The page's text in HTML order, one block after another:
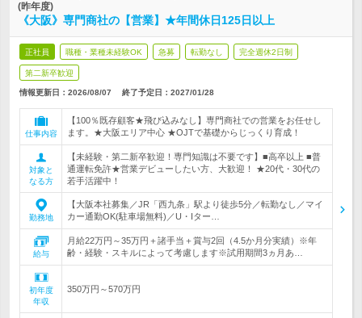
(昨年度)
《大阪》専門商社の【営業】★年間休日125日以上
正社員 職種・業種未経験OK 急募 転勤なし 完全週休2日制
第二新卒歓迎
情報更新日：2026/08/07 終了予定日： 2027/01/28
仕事内容
【100％既存顧客★飛び込みなし】専門商社での営業をお任せし
ます。★大阪エリア中心 ★OJTで基礎からじっくり育成！
対象と
なる方
【未経験・第二新卒歓迎！専門知識は不要です】■高卒以上 ■普
通運転免許★営業デビューしたい方、大歓迎！ ★20代・30代の
若手活躍中！
勤務地
【大阪本社募集／JR「西九条」駅より徒歩5分／転勤なし／マイ
カー通勤OK(駐車場無料)／U・Iター…
給与
月給22万円～35万円＋諸手当＋賞与2回（4.5か月分実績）※年
齢・経験・スキルによって考慮します※試用期間3ヵ月あ…
初年度
年収
350万円～570万円